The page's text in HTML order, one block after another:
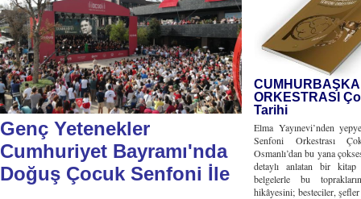
Genç Yetenekler
Cumhuriyet Bayramı'nda
Doğuş Çocuk Senfoni İle
ORKESTRASI
Tarihi
Elma Yayınevi’nden
Senfoni Orkestrası
Osmanlı’dan bu yana
detaylı anlatan bir kitap
belgelerle bu
hikâyesini; besteciler,